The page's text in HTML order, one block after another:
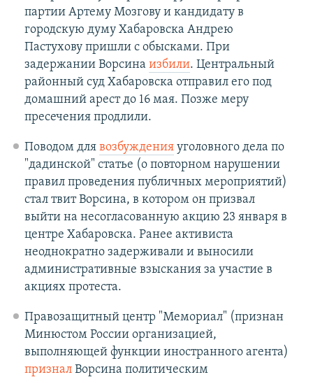
партии Артему Мозгову и кандидату в
городскую думу Хабаровска Андрею
Пастухову пришли с обысками. При
задержании Ворсина избили. Центральный
районный суд Хабаровска отправил его под
домашний арест до 16 мая. Позже меру
пресечения продлили.
Поводом для возбужденияуголовного дела по
"дадинской" статье (о повторном нарушении
правил проведения публичных мероприятий)
стал твит Ворсина, в котором он призвал
выйти на несогласованную акцию 23 января в
центре Хабаровска. Ранее активиста
неоднократно задерживали и выносили
административные взыскания за участие в
акциях протеста.
Правозащитный центр "Мемориал" (признан
Минюстом России организацией,
выполняющей функции иностранного агента)
призналВорсина политическим